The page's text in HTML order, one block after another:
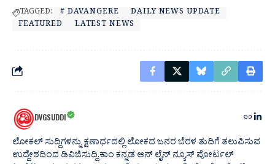
TAGGED: # DAVANGERE
DAILY NEWS UPDATE
FEATURED
LATEST NEWS
DVGSUDDI
ಲೋಕಲ್ ಸುದ್ದಿಗಳನ್ನು ಕ್ಷಣಾರ್ಧದಲ್ಲಿ ಲೋಕದ ಜನರ ಬೆರಳ ತುದಿಗೆ ತಲುಪಿಸುವ
ಉದ್ದೇಶದಿಂದ ಡಿವಿಜಿಸುದ್ದಿ.ಕಾಂ ಕನ್ನಡ ಆನ್ ಲೈನ್ ನ್ಯೂಸ್ ಪೋರ್ಟಲ್